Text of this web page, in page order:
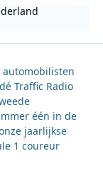
automobilisten
Traffic Radio
één in de
jaarlijkse
1 coureur